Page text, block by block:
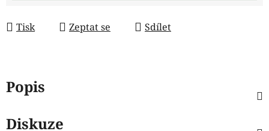
Tisk Zeptat se Sdílet
Popis
Diskuze